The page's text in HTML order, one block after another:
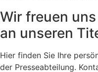
Wir freuen
an unseren
Hier finden Sie Ihre
der Presseabteilung.